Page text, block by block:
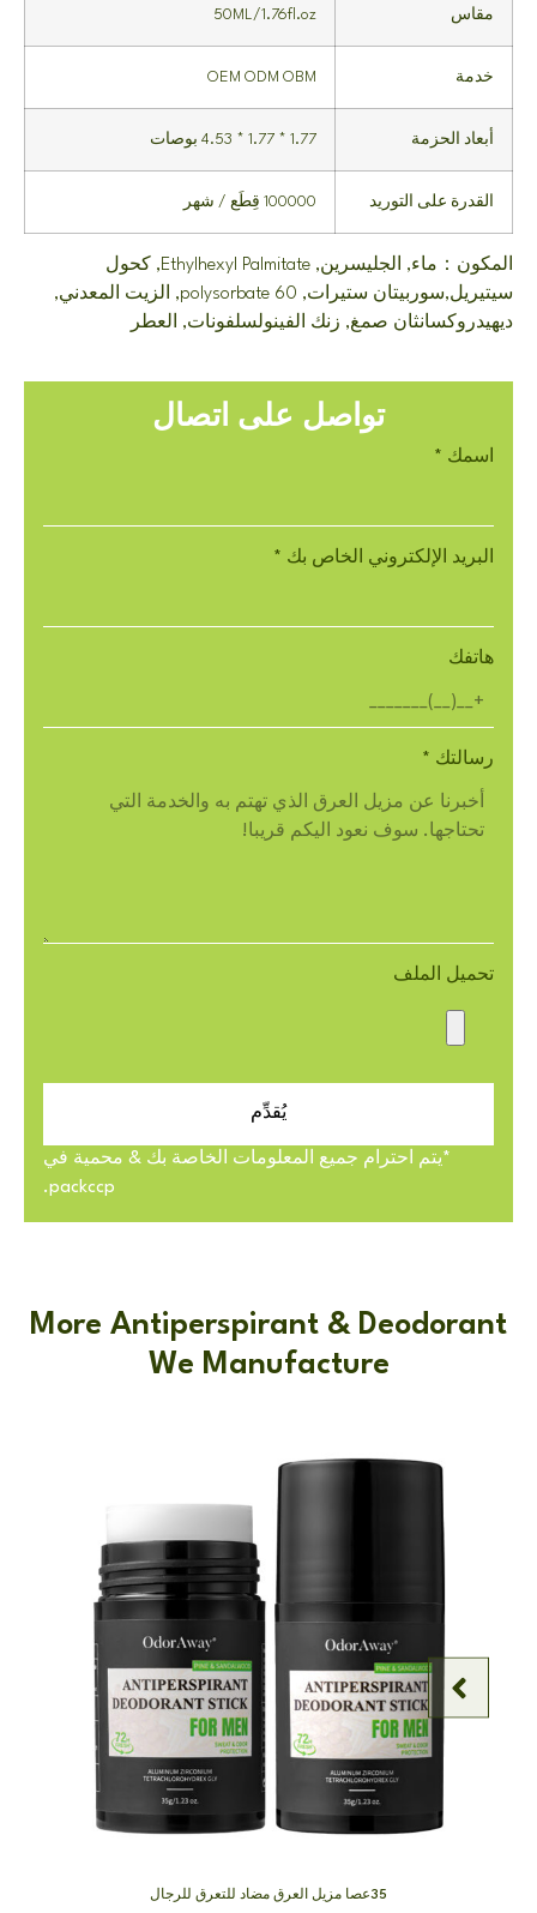
مقاس 50ML/1.76fl.oz
خدمة OEM ODM OBM
أبعاد الحزمة 1.77 * 1.77 * 4.53 بوصات
القدرة على التوريد 100000 قِطَع / شهر
المكون：ماء, الجليسرين, Ethylhexyl Palmitate, كحول
سيتيريل,سوربيتان ستيرات, polysorbate 60, الزيت المعدني,
ديهيدروكسانثان صمغ, زنك الفينولسلفونات, العطر
تواصل على اتصال
اسمك *
البريد الإلكتروني الخاص بك *
هاتفك
رسالتك *
تحميل الملف
يُقدِّم
*يتم احترام جميع المعلومات الخاصة بك & محمية في
packccp.
More Antiperspirant & Deodorant
We Manufacture
35عصا مزيل العرق مضاد للتعرق للرجال